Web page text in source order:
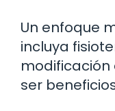
Un enfoque
incluya
ser